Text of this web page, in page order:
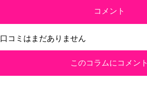
コメント
口コミはまだありません
このコラムにコメント